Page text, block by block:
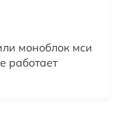
моноблок мси
работает